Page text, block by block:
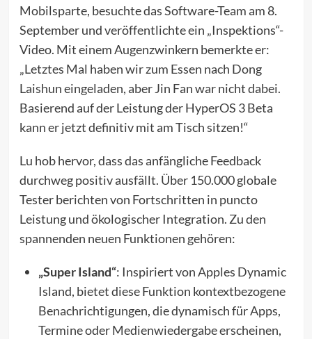
Mobilsparte, besuchte das Software-Team am 8.
September und veröffentlichte ein „Inspektions“-
Video. Mit einem Augenzwinkern bemerkte er:
„Letztes Mal haben wir zum Essen nach Dong
Laishun eingeladen, aber Jin Fan war nicht dabei.
Basierend auf der Leistung der HyperOS 3 Beta
kann er jetzt definitiv mit am Tisch sitzen!“
Lu hob hervor, dass das anfängliche Feedback
durchweg positiv ausfällt. Über 150.000 globale
Tester berichten von Fortschritten in puncto
Leistung und ökologischer Integration. Zu den
spannenden neuen Funktionen gehören:
„Super Island“: Inspiriert von Apples Dynamic
Island, bietet diese Funktion kontextbezogene
Benachrichtigungen, die dynamisch für Apps,
Termine oder Medienwiedergabe erscheinen,